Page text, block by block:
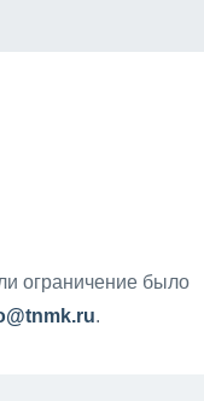
ограничение было
.